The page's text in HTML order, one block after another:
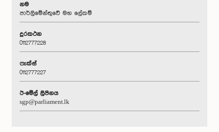
නම
පාර්ලිමේන්තුවේ මහ ලේකම්
දුරකථන
0112777228
ෆැක්ස්
0112777227
ඊ-මේල් ලිපිනය
sgp@parliament.lk